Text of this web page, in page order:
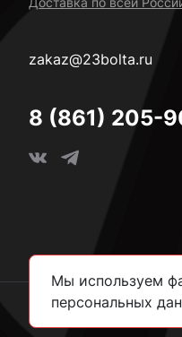
zakaz@23bolta.ru
8 (861) 205-
Мы используем
персональных